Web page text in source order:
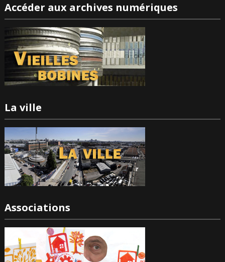
Accéder aux archives numériques
La ville
Associations